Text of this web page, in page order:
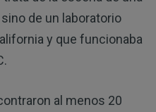
de un laboratorio
y que funcionaba
al menos 20